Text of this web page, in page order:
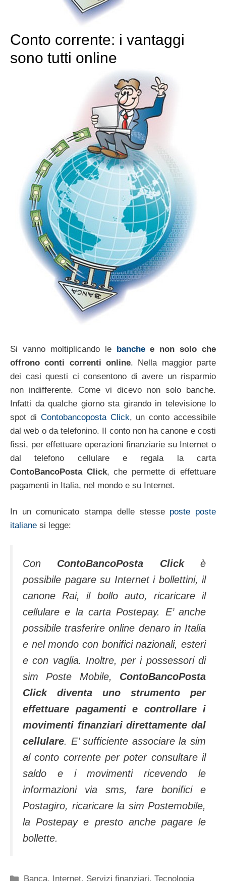
Conto corrente: i vantaggi
sono tutti online
Si vanno moltiplicando le banchee non solo che
offrono conti correnti online. Nella maggior parte
dei casi questi ci consentono di avere un risparmio
non indifferente. Come vi dicevo non solo banche.
Infatti da qualche giorno sta girando in televisione lo
spot di Contobancoposta Click, un conto accessibile
dal web o da telefonino. Il conto non ha canone e costi
fissi, per effettuare operazioni finanziarie su Internet o
dal telefono cellulare e regala la carta
ContoBancoPosta Click, che permette di effettuare
pagamenti in Italia, nel mondo e su Internet.
In un comunicato stampa delle stesse poste poste
italiane si legge:
Con ContoBancoPosta Clickè
possibile pagare su Internet i bollettini, il
canone Rai, il bollo auto, ricaricare il
cellulare e la carta Postepay. E’ anche
possibile trasferire online denaro in Italia
e nel mondo con bonifici nazionali, esteri
e con vaglia. Inoltre, per i possessori di
sim Poste Mobile, ContoBancoPosta
Click diventa uno strumento per
effettuare pagamenti e controllare i
movimenti finanziari direttamente dal
cellulare. E’ sufficiente associare la sim
al conto corrente per poter consultare il
saldo e i movimenti ricevendo le
informazioni via sms, fare bonifici e
Postagiro, ricaricare la sim Postemobile,
la Postepay e presto anche pagare le
bollette.
Categorie
Banca, Internet, Servizi finanziari,Tecnologia